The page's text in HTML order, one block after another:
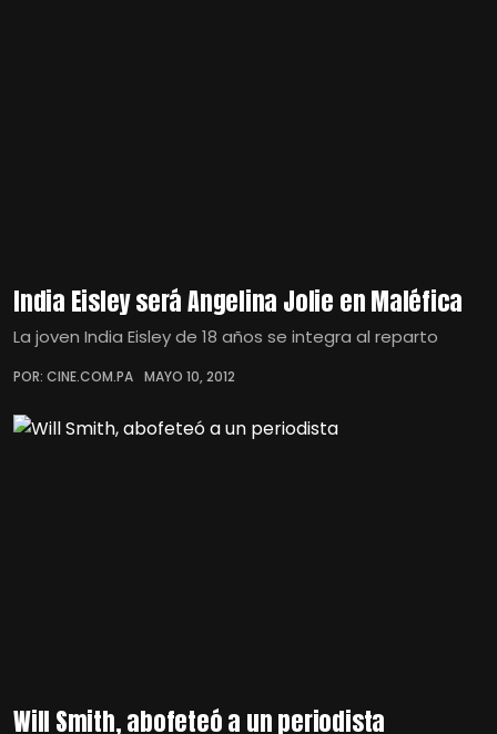
India Eisley será Angelina Jolie en Maléfica
La joven India Eisley de 18 años se integra al reparto
POR: CINE.COM.PA MAYO 10, 2012
Will Smith, abofeteó a un periodista